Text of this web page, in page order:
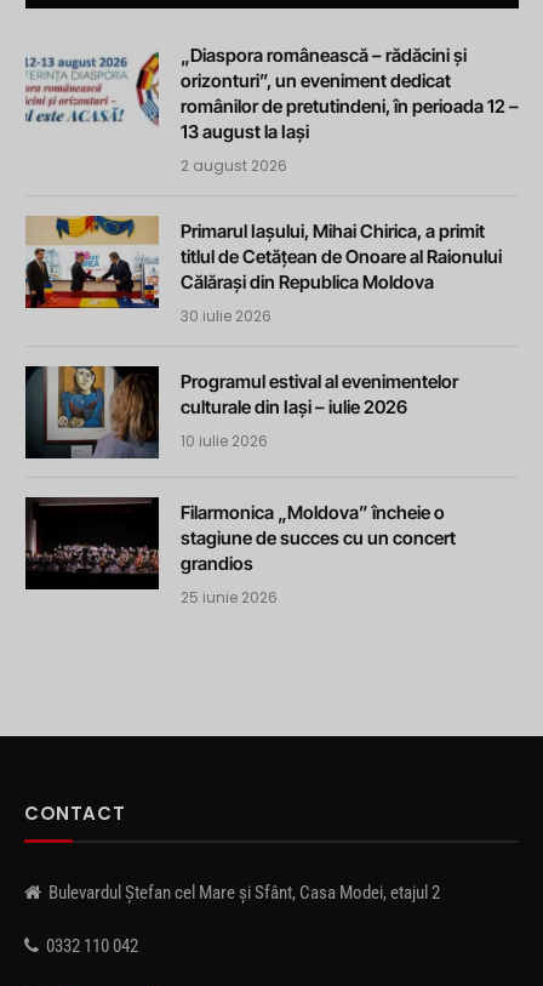
„Diaspora românească – rădăcini și
orizonturi”, un eveniment dedicat
românilor de pretutindeni, în perioada 12 –
13 august la Iași
2 august 2026
Primarul Iașului, Mihai Chirica, a primit
titlul de Cetățean de Onoare al Raionului
Călărași din Republica Moldova
30 iulie 2026
Programul estival al evenimentelor
culturale din Iași – iulie 2026
10 iulie 2026
Filarmonica „Moldova” încheie o
stagiune de succes cu un concert
grandios
25 iunie 2026
CONTACT
Bulevardul Ștefan cel Mare și Sfânt, Casa Modei, etajul 2
0332 110 042